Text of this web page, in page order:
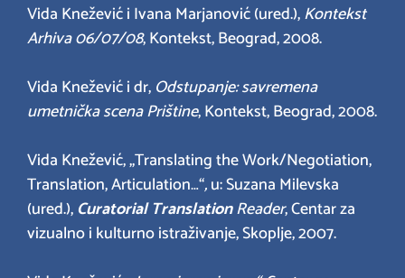
Vida Knežević i Ivana Marjanović (ured.),Kontekst
Arhiva 06/07/08, Kontekst, Beograd, 2008.
Vida Knežević i dr, Odstupanje: savremena
umetnička scena Prištine, Kontekst, Beograd, 2008.
Vida Knežević, „Translating the Work/Negotiation,
Translation, Articulation…“,u: Suzana Milevska
(ured.), Curatorial TranslationReader, Centar za
vizualno i kulturno istraživanje, Skoplje, 2007.